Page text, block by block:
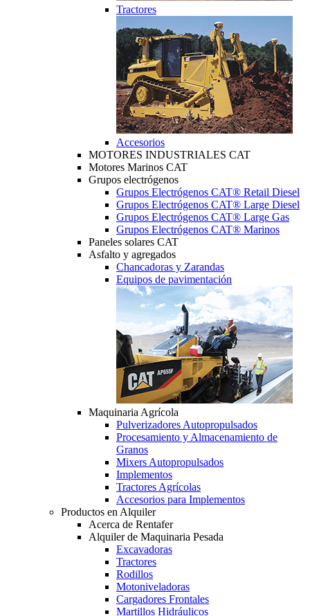
Tractores
Accesorios
MOTORES INDUSTRIALES CAT
Motores Marinos CAT
Grupos electrógenos
Grupos Electrógenos CAT® Retail Diesel
Grupos Electrógenos CAT® Large Diesel
Grupos Electrógenos CAT® Large Gas
Grupos Electrógenos CAT® Marinos
Paneles solares CAT
Asfalto y agregados
Chancadoras y Zarandas
Equipos de pavimentación
Maquinaria Agrícola
Pulverizadores Autopropulsados
Procesamiento y Almacenamiento de
Granos
Mixers Autopropulsados
Implementos
Tractores Agrícolas
Accesorios para Implementos
Productos en Alquiler
Acerca de Rentafer
Alquiler de Maquinaria Pesada
Excavadoras
Tractores
Rodillos
Motoniveladoras
Cargadores Frontales
Martillos Hidráulicos